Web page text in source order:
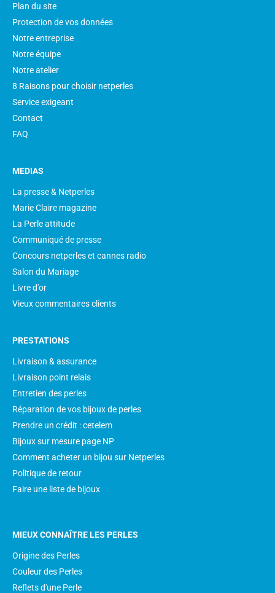
Plan du site
Protection de vos données
Notre entreprise
Notre équipe
Notre atelier
8 Raisons pour choisir netperles
Service exigeant
Contact
FAQ
MEDIAS
La presse & Netperles
Marie Claire magazine
La Perle attitude
Communiqué de presse
Concours netperles et cannes radio
Salon du Mariage
Livre d'or
Vieux commentaires clients
PRESTATIONS
Livraison & assurance
Livraison point relais
Entretien des perles
Réparation de vos bijoux de perles
Prendre un crédit : cetelem
Bijoux sur mesure page NP
Comment acheter un bijou sur Netperles
Politique de retour
Faire une liste de bijoux
MIEUX CONNAÎTRE LES PERLES
Origine des Perles
Couleur des Perles
Reflets d'une Perle